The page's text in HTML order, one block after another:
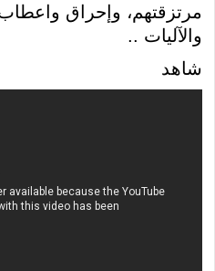
مرتزقتهم، وإحراق
والآليات ..
شاهد